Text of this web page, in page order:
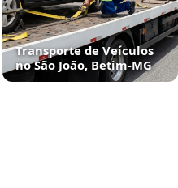
Transporte de Veículos
no São João, Betim‑MG